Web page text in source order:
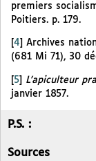
premiers
Poitiers. p. 179.
4
Archives
(681 Mi 71), 30
[5] L’apiculteur
janvier 1857.
P.S. :
Sources